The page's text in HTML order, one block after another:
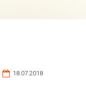
18.07.2018